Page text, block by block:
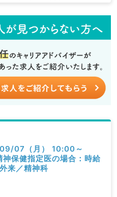
09/07（月） 10:00～
保健指定医の場合：時給
来／精神科